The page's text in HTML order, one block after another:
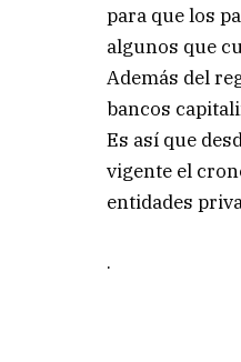
para que los
algunos que
Además del
bancos
Es así que
vigente el
entidades
.